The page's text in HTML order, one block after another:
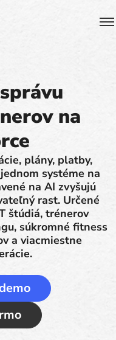
na
plány, platby,
systéme na
na AI zvyšujú
rast. Určené
štúdiá, trénerov
súkromné fitness
a viacmiestne